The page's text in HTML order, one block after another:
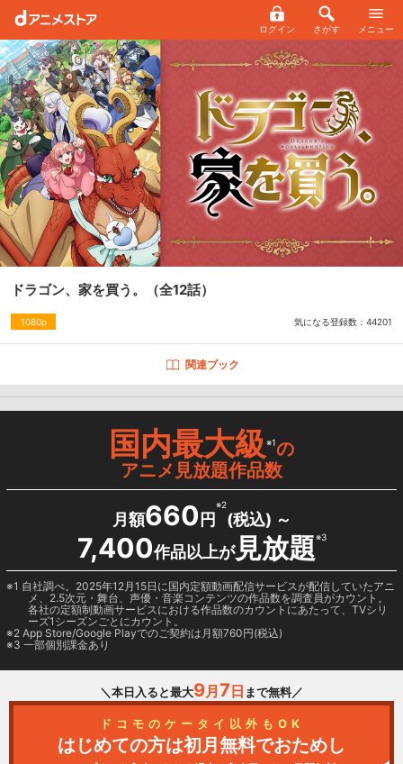
ログイン さがす メニュー
ドラゴン、家を買う。 （全12話）
1080p 気になる登録数： 44201
関連ブック
国内最大級※1の
アニメ見放題作品数
月額660 円
※2
(税込) ～
7,400作品以上が見放題※3
1 自社調べ。2025年12月15日に国内定額動画配信サービスが配信していたアニ
メ、2.5次元・舞台、声優・音楽コンテンツの作品数を調査員がカウント。
各社の定額制動画サービスにおける作品数のカウントにあたって、TVシリ
ーズ1シーズンごとにカウント。
2 App Store/Google Playでのご契約は月額760円(税込)
3 一部個別課金あり
＼本日入ると最大9月 7 日 まで無料／
ドコモのケータイ以外もOK
はじめての方は初月無料でおためし